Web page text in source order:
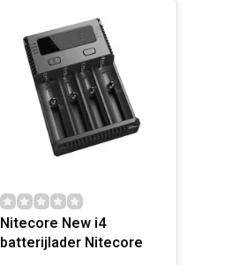
Nitecore New i4
batterijlader Nitecore